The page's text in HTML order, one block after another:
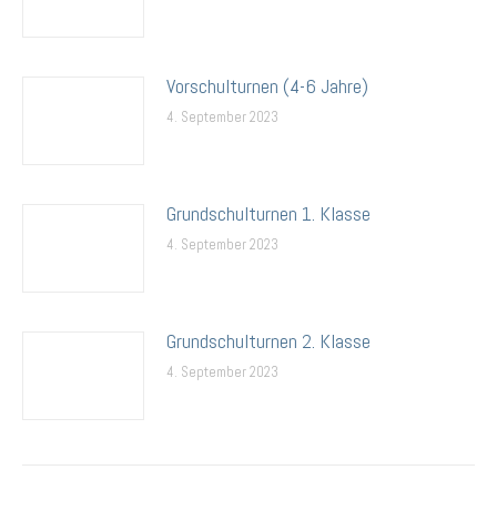
Vorschulturnen (4-6 Jahre)
4. September 2023
Grundschulturnen 1. Klasse
4. September 2023
Grundschulturnen 2. Klasse
4. September 2023